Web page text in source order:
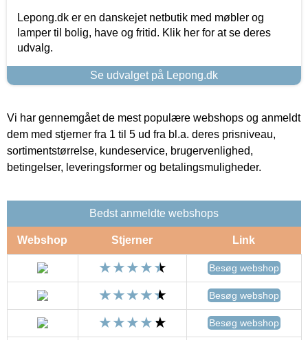
Lepong.dk er en danskejet netbutik med møbler og
lamper til bolig, have og fritid. Klik her for at se deres
udvalg.
Se udvalget på Lepong.dk
Vi har gennemgået de mest populære webshops og anmeldt
dem med stjerner fra 1 til 5 ud fra bl.a. deres prisniveau,
sortimentstørrelse, kundeservice, brugervenlighed,
betingelser, leveringsformer og betalingsmuligheder.
Bedst anmeldte webshops
Webshop Stjerner Link
Besøg webshop
Besøg webshop
Besøg webshop